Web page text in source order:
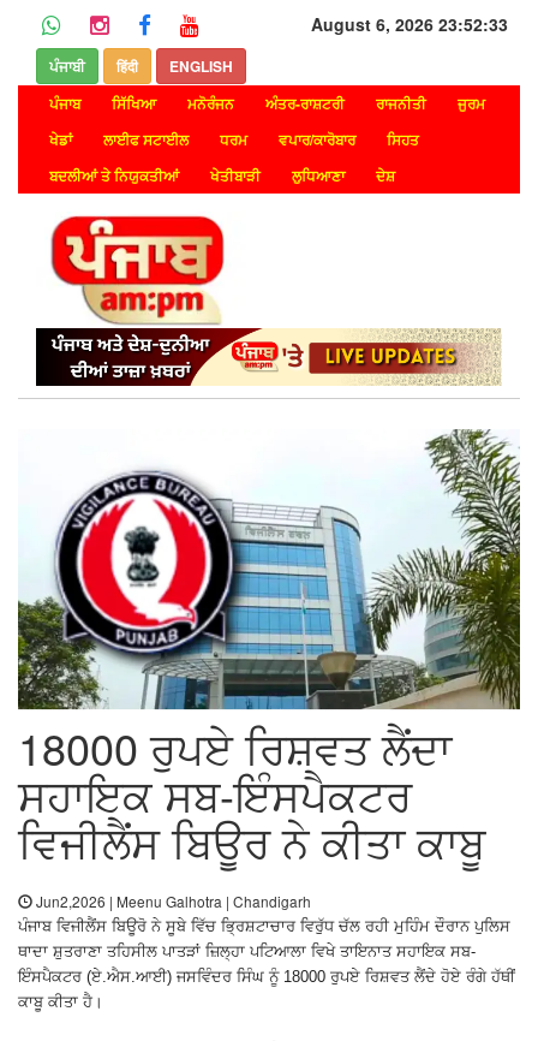
August 6, 2026 23:52:33
ਪੰਜਾਬੀ हिंदी
ENGLISH
ਪੰਜਾਬ
ਸਿੱਖਿਆ ਮਨੋਰੰਜਨ ਅੰਤਰ-ਰਾਸ਼ਟਰੀ ਰਾਜਨੀਤੀ
ਜੁਰਮ
ਖੇਡਾਂ
ਲਾਈਫ ਸਟਾਈਲ ਧਰਮ ਵਪਾਰ/ਕਾਰੋਬਾਰ
ਸਿਹਤ
ਬਦਲੀਆਂ ਤੇ ਨਿਯੁਕਤੀਆਂ
ਖੇਤੀਬਾੜੀ ਲੁਧਿਆਣਾ ਦੇਸ਼
18000 ਰੁਪਏ ਰਿਸ਼ਵਤ ਲੈਂਦਾ
ਸਹਾਇਕ ਸਬ-ਇੰਸਪੈਕਟਰ
ਵਿਜੀਲੈਂਸ ਬਿਊਰ ਨੇ ਕੀਤਾ ਕਾਬੂ
Jun2,2026 | Meenu Galhotra | Chandigarh
ਪੰਜਾਬ ਵਿਜੀਲੈਂਸ ਬਿਊਰੋ ਨੇ ਸੂਬੇ ਵਿੱਚ ਭ੍ਰਿਸ਼ਟਾਚਾਰ ਵਿਰੁੱਧ ਚੱਲ ਰਹੀ ਮੁਹਿੰਮ ਦੌਰਾਨ ਪੁਲਿਸ
ਥਾਦਾ ਸ਼ੁਤਰਾਣਾ ਤਹਿਸੀਲ ਪਾਤੜਾਂ ਜ਼ਿਲ੍ਹਾ ਪਟਿਆਲਾ ਵਿਖੇ ਤਾਇਨਾਤ ਸਹਾਇਕ ਸਬ-
ਇੰਸਪੈਕਟਰ (ਏ.ਐਸ.ਆਈ) ਜਸਵਿੰਦਰ ਸਿੰਘ ਨੂੰ 18000 ਰੁਪਏ ਰਿਸ਼ਵਤ ਲੈਂਦੇ ਹੋਏ ਰੰਗੇ ਹੱਥੀਂ
ਕਾਬੂ ਕੀਤਾ ਹੈ।